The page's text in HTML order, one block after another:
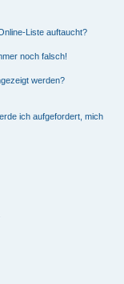
Liste auftaucht?
noch falsch!
werden?
ich aufgefordert, mich